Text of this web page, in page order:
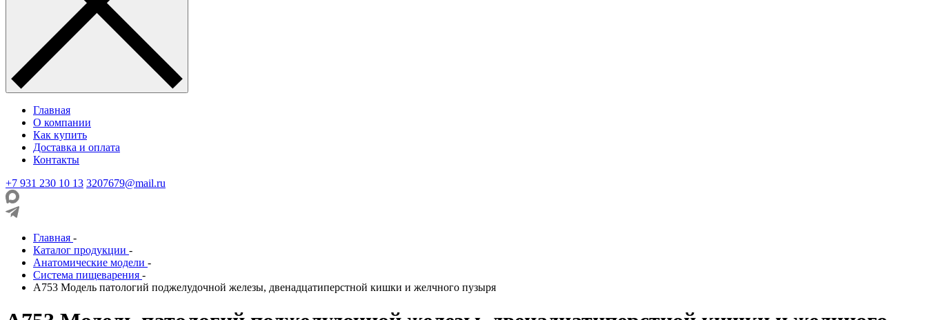
Главная
О компании
Как купить
Доставка и оплата
Контакты
+7 931 230 10 13 3207679@mail.ru
Главная -
Каталог продукции -
Анатомические модели -
Система пищеварения -
A753 Модель патологий поджелудочной железы, двенадцатиперстной кишки и желчного пузыря